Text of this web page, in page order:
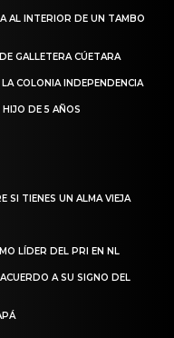
AL INTERIOR DE UN TAMBO
GALLETERA CÚETARA
COLONIA INDEPENDENCIA
DE 5 AÑOS
SI TIENES UN ALMA VIEJA
LÍDER DEL PRI EN NL
A SU SIGNO DEL